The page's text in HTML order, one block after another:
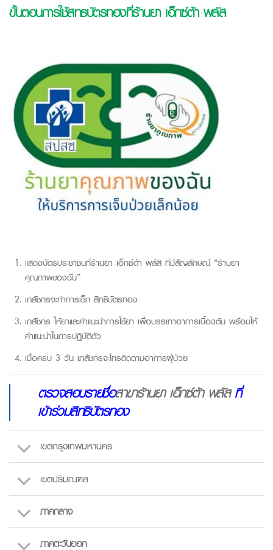
ขั้นตอนการใช้สิทธิบัตรทองที่ร้านยา เอ็กซ์ต้า พลัส
แสดงบัตรประชาชนที่ร้านยา เอ็กซ์ต้า พลัส ที่มีสัญลักษณ์ “ร้านยา
คุณภาพของฉัน”
เภสัชกรจะทำการเช็ก สิทธิบัตรทอง
เภสัชกร ให้ยาและคำแนะนำการใช้ยา เพื่อบรรเทาอาการเบื้องต้น พร้อมให้
คำแนะนำในการปฏิบัติตัว
เมื่อครบ 3 วัน เภสัชกรจะโทรติดตามอาการผู้ป่วย
ตรวจสอบรายชื่อสาขาร้านยา เอ็กซ์ต้า พลัสที่
เข้าร่วมสิทธิบัตรทอง
เขตกรุงเทพมหานคร
เขตปริมณฑล
ภาคกลาง
ภาคตะวันออก